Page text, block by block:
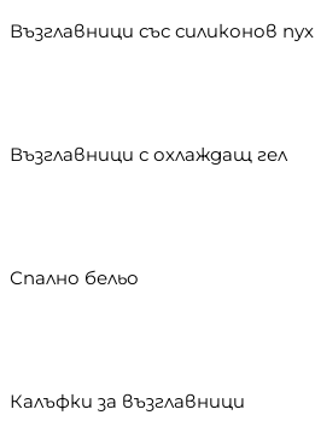
Възглавници със силиконов пух
Възглавници с охлаждащ гел
Спално бельо
Калъфки за възглавници